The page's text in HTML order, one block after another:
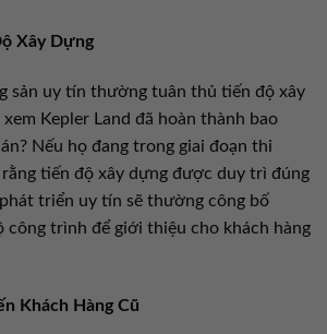
Xây Dựng
sản uy tín thường tuân thủ tiến độ xây
Kepler Land đã hoàn thành bao
Nếu họ đang trong giai đoạn thi
rằng tiến độ xây dựng được duy trì đúng
triển uy tín sẽ thường công bố
công trình để giới thiệu cho khách hàng
Khách Hàng Cũ